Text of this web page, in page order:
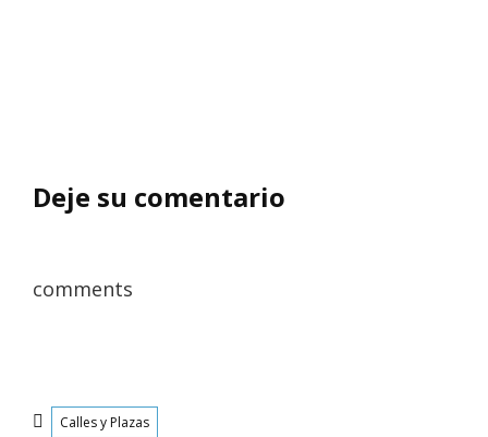
Deje su comentario
comments
Categorías
Calles y Plazas